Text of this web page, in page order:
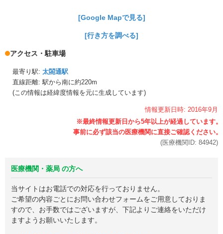
[Google Mapで見る]
[行き方を調べる]
アクセス・駐車場
最寄り駅: 太閤通駅
直線距離: 駅から南に約220m
(この情報は経緯度情報を元に生成しています)
情報更新日時: 2016年9月
(医療機関ID: 84942)
医療機関・薬局 の方へ
当サイトはお電話での対応を行っておりません。
ご希望の内容ごとにお問い合わせフォームをご用意しておりま
すので、お手数ではございますが、下記よりご連絡をいただけ
ますようお願いいたします。